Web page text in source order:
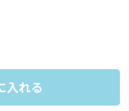
入れる